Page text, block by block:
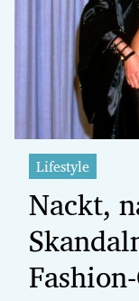
Lifestyle
Nackt,